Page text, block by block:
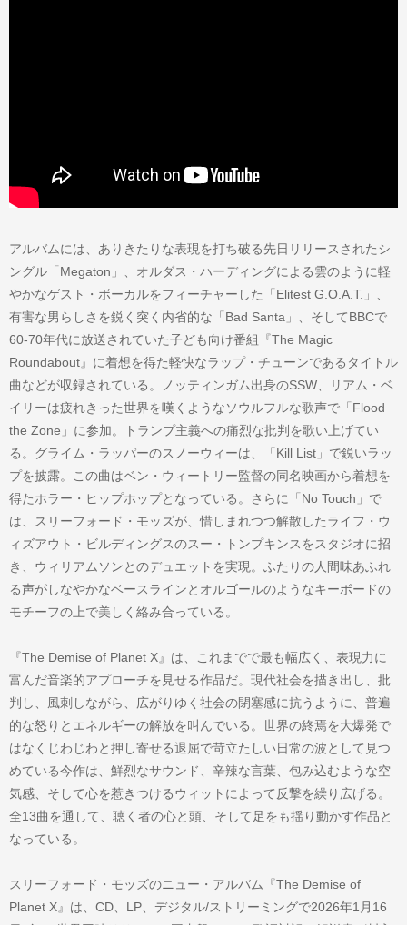
アルバムには、ありきたりな表現を打ち破る先日リリースされたシ
ングル「Megaton」、オルダス・ハーディングによる雲のように軽
やかなゲスト・ボーカルをフィーチャーした「Elitest G.O.A.T.」、
有害な男らしさを鋭く突く内省的な「Bad Santa」、そしてBBCで
60-70年代に放送されていた子ども向け番組『The Magic
Roundabout』に着想を得た軽快なラップ・チューンであるタイトル
曲などが収録されている。ノッティンガム出身のSSW、リアム・ベ
イリーは疲れきった世界を嘆くようなソウルフルな歌声で「Flood
the Zone」に参加。トランプ主義への痛烈な批判を歌い上げてい
る。グライム・ラッパーのスノーウィーは、「Kill List」で鋭いラッ
プを披露。この曲はベン・ウィートリー監督の同名映画から着想を
得たホラー・ヒップホップとなっている。さらに「No Touch」で
は、スリーフォード・モッズが、惜しまれつつ解散したライフ・ウ
ィズアウト・ビルディングスのスー・トンプキンスをスタジオに招
き、ウィリアムソンとのデュエットを実現。ふたりの人間味あふれ
る声がしなやかなベースラインとオルゴールのようなキーボードの
モチーフの上で美しく絡み合っている。
『The Demise of Planet X』は、これまでで最も幅広く、表現力に
富んだ音楽的アプローチを見せる作品だ。現代社会を描き出し、批
判し、風刺しながら、広がりゆく社会の閉塞感に抗うように、普遍
的な怒りとエネルギーの解放を叫んでいる。世界の終焉を大爆発で
はなくじわじわと押し寄せる退屈で苛立たしい日常の波として見つ
めている今作は、鮮烈なサウンド、辛辣な言葉、包み込むような空
気感、そして心を惹きつけるウィットによって反撃を繰り広げる。
全13曲を通して、聴く者の心と頭、そして足をも揺り動かす作品と
なっている。
スリーフォード・モッズのニュー・アルバム『The Demise of
Planet X』は、CD、LP、デジタル/ストリーミングで2026年1月16